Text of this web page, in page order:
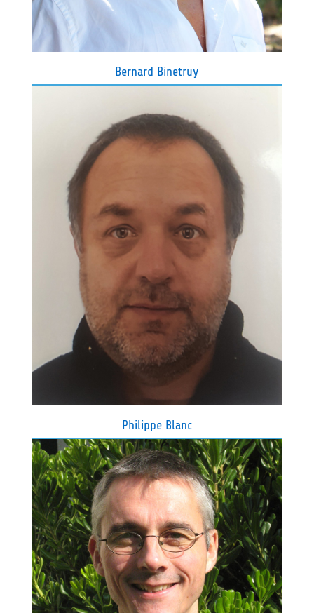
Bernard Binetruy
Philippe Blanc